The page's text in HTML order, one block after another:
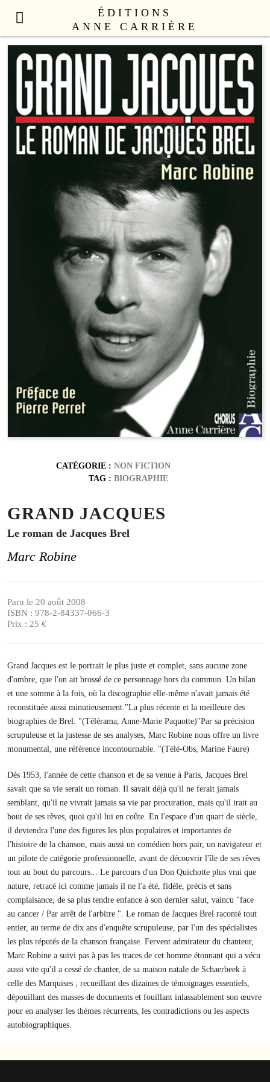
ÉDITIONS
ANNE CARRIÈRE
NOUVEAUTÉS
LITTÉRATURE FRANÇAISE
LITTÉRATURE ÉTRANGÈRE
NON FICTION
ANNE CARRIÈRE UNIVERS
SEX APPEAL
LE COLLECTIF
PROFESSIONNELS
CATÉGORIE : NON FICTION
TAG : BIOGRAPHIE
GRAND JACQUES
Le roman de Jacques Brel
Marc Robine
Paru le 20 août 2008
ISBN : 978-2-84337-066-3
Prix : 25 €
Grand Jacques est le portrait le plus juste et complet, sans aucune zone
d'ombre, que l'on ait brossé de ce personnage hors du commun. Un bilan
et une somme à la fois, où la discographie elle-même n'avait jamais été
reconstituée aussi minutieusement."La plus récente et la meilleure des
biographies de Brel. "(Télérama, Anne-Marie Paquotte)"Par sa précision
scrupuleuse et la justesse de ses analyses, Marc Robine nous offre un livre
monumental, une référence incontournable. "(Télé-Obs, Marine Faure)
Dès 1953, l'année de cette chanson et de sa venue à Paris, Jacques Brel
savait que sa vie serait un roman. Il savait déjà qu'il ne ferait jamais
semblant, qu'il ne vivrait jamais sa vie par procuration, mais qu'il irait au
bout de ses rêves, quoi qu'il lui en coûte. En l'espace d'un quart de siècle,
il deviendra l'une des figures les plus populaires et importantes de
l'histoire de la chanson, mais aussi un comédien hors pair, un navigateur et
un pilote de catégorie professionnelle, avant de découvrir l'île de ses rêves
tout au bout du parcours... Le parcours d'un Don Quichotte plus vrai que
nature, retracé ici comme jamais il ne l'a été, fidèle, précis et sans
complaisance, de sa plus tendre enfance à son dernier salut, vaincu "face
au cancer / Par arrêt de l'arbitre ". Le roman de Jacques Brel raconté tout
entier, au terme de dix ans d'enquête scrupuleuse, par l'un des spécialistes
les plus réputés de la chanson française. Fervent admirateur du chanteur,
Marc Robine a suivi pas à pas les traces de cet homme étonnant qui a vécu
aussi vite qu'il a cessé de chanter, de sa maison natale de Schaerbeek à
celle des Marquises ; recueillant des dizaines de témoignages essentiels,
dépouillant des masses de documents et fouillant inlassablement son œuvre
pour en analyser les thèmes récurrents, les contradictions ou les aspects
autobiographiques.